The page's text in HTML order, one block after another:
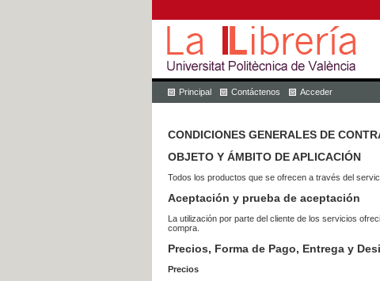
Principal Contáctenos Acceder
CONDICIONES GENERALES DE
OBJETO Y ÁMBITO DE APLICACIÓN
Todos los productos que se ofrecen a través del
Aceptación y prueba de aceptación
La utilización por parte del cliente de los servicios
compra.
Precios, Forma de Pago, Entrega y
Precios